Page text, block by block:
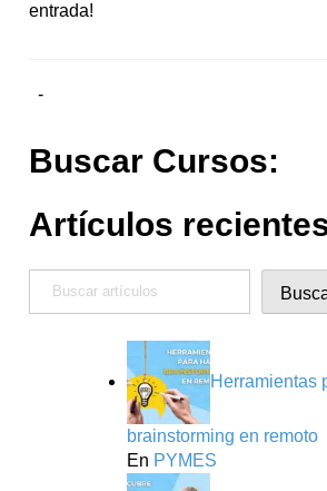
entrada!
-
Buscar Cursos:
Artículos
Herramientas
brainstorming en remoto
En PYMES